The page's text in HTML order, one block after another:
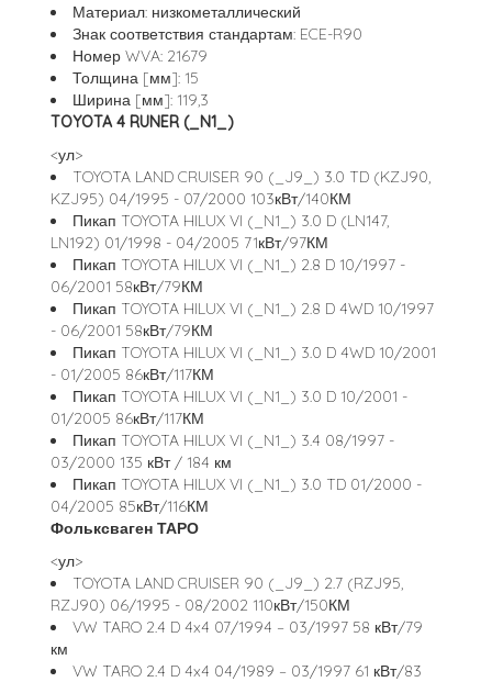
Материал: низкометаллический
Знак соответствия стандартам: ECE-R90
Номер WVA: 21679
Толщина [мм]: 15
Ширина [мм]: 119,3
TOYOTA 4 RUNER (_N1_)
<ул>
TOYOTA LAND CRUISER 90 (_J9_) 3.0 TD (KZJ90,
KZJ95) 04/1995 - 07/2000 103кВт/140КМ
Пикап TOYOTA HILUX VI (_N1_) 3.0 D (LN147,
LN192) 01/1998 - 04/2005 71кВт/97КМ
Пикап TOYOTA HILUX VI (_N1_) 2.8 D 10/1997 -
06/2001 58кВт/79КМ
Пикап TOYOTA HILUX VI (_N1_) 2.8 D 4WD 10/1997
- 06/2001 58кВт/79КМ
Пикап TOYOTA HILUX VI (_N1_) 3.0 D 4WD 10/2001
- 01/2005 86кВт/117КМ
Пикап TOYOTA HILUX VI (_N1_) 3.0 D 10/2001 -
01/2005 86кВт/117КМ
Пикап TOYOTA HILUX VI (_N1_) 3.4 08/1997 -
03/2000 135 кВт / 184 км
Пикап TOYOTA HILUX VI (_N1_) 3.0 TD 01/2000 -
04/2005 85кВт/116КМ
Фольксваген ТАРО
<ул>
TOYOTA LAND CRUISER 90 (_J9_) 2.7 (RZJ95,
RZJ90) 06/1995 - 08/2002 110кВт/150КМ
VW TARO 2.4 D 4x4 07/1994 – 03/1997 58 кВт/79
км
VW TARO 2.4 D 4x4 04/1989 – 03/1997 61 кВт/83